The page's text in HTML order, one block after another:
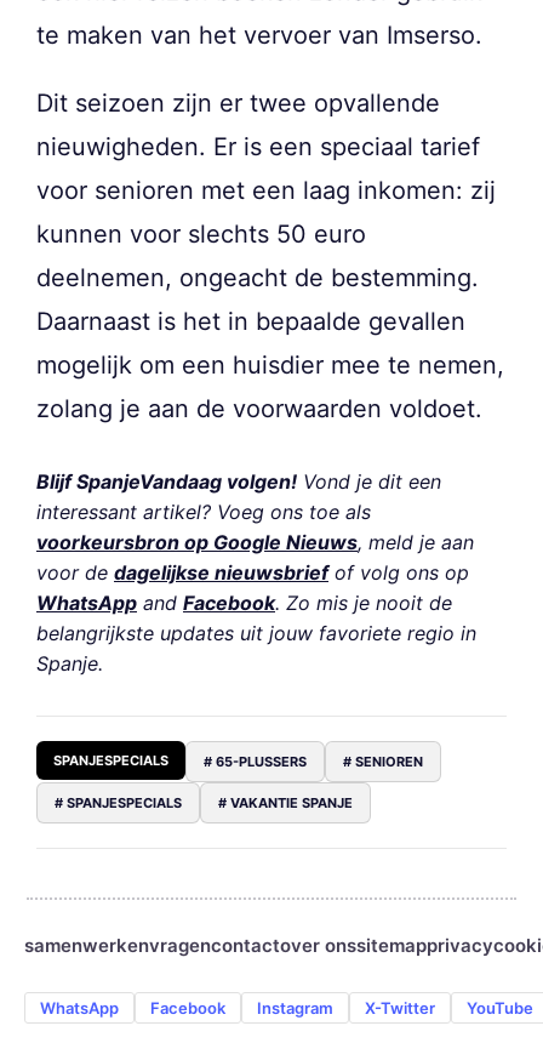
te maken van het vervoer van Imserso.
Dit seizoen zijn er twee opvallende
nieuwigheden. Er is een speciaal tarief
voor senioren met een laag inkomen: zij
kunnen voor slechts 50 euro
deelnemen, ongeacht de bestemming.
Daarnaast is het in bepaalde gevallen
mogelijk om een huisdier mee te nemen,
zolang je aan de voorwaarden voldoet.
Blijf SpanjeVandaag volgen! Vond je dit een
interessant artikel? Voeg ons toe als
voorkeursbron op Google Nieuws, meld je aan
voor de dagelijkse nieuwsbriefof volg ons op
WhatsApp and Facebook. Zo mis je nooit de
belangrijkste updates uit jouw favoriete regio in
Spanje.
SPANJESPECIALS # 65-PLUSSERS # SENIOREN
# SPANJESPECIALS # VAKANTIE SPANJE
samenwerkenvragencontactover onssitemapprivacy
WhatsApp Facebook Instagram X-Twitter YouTube